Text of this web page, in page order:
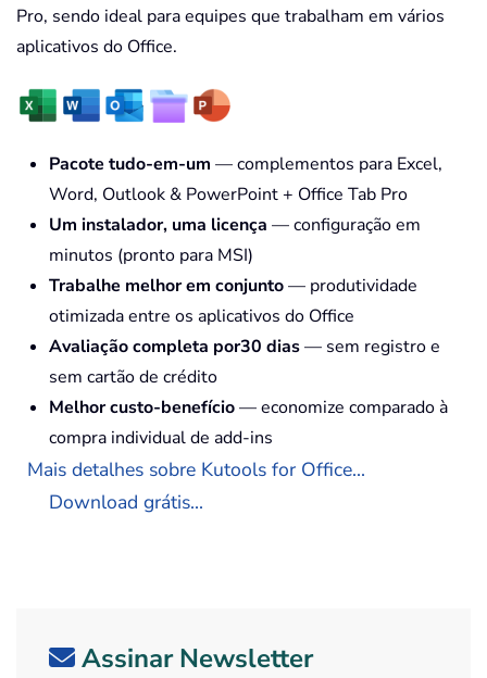
Pro, sendo ideal para equipes que trabalham em vários
aplicativos do Office.
Pacote tudo-em-um — complementos para Excel,
Word, Outlook & PowerPoint + Office Tab Pro
Um instalador, uma licença — configuração em
minutos (pronto para MSI)
Trabalhe melhor em conjunto— produtividade
otimizada entre os aplicativos do Office
Avaliação completa por30 dias— sem registro e
sem cartão de crédito
Melhor custo-benefício— economize comparado à
compra individual de add-ins
Mais detalhes sobre Kutools for Office...
Download grátis...
Assinar Newsletter